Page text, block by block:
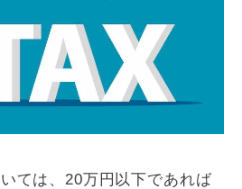
ては、20万円以下であれば